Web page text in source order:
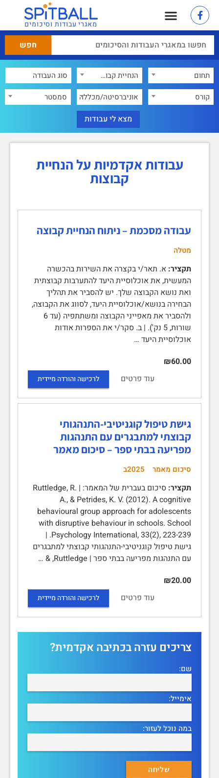
מאגרי עבודות וסיכומים
תחום
הנחיית קבוצות
קורס
אוניברסיטה/מכללה סמסטר
עבודות אקדמיות על הנחיית
קבוצות
עבודה מסכמת – ניתוח הנחיית קבוצה
מטלה
תקציר: א. תאר/י בקצרה את השירות בהכשרה
המעשית, את אוכלוסיית היעד להתערבות קבוצתית
ואת נושא הקבוצה שלך. יש להסביר את תהליך
הבחירה בנושא/אוכלוסיית היעד, לסווג את הקבוצה,
ולהסביר את מאפייני הקבוצה ומשתתפיה (עד 6
שורות, 5 נק'). | ב. סקר/י את הספרות אודות
אוכלוסיית היעד …
₪60.00
עוד פרטים
לרכישה והורדה מיידית
גישת טיפול קוגניטיבי-התנהגותי
קבוצתי למתבגרים עם התנהגות
מפריעה בבתי ספר – סיכום מאמר
סיכום מאמר 2025ב
תקציר:
סיכום בעברית של המאמר: | Ruttledge, R.
A., & Petrides, K. V. (2012). A cognitive
behavioural group approach for adolescents
with disruptive behaviour in schools. School
Psychology International, 33(2), 223-239.‏ |
גישת טיפול קוגניטיבי-התנהגותי קבוצתי למתבגרים
עם התנהגות מפריעה בבתי ספר | Ruttledge, & …
₪20.00
עוד פרטים
לרכישה והורדה מיידית
צריכים עזרה בכתיבה אקדמית?
שם:
אימייל:
במה נוכל לעזור: